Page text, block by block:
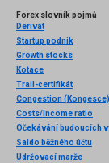
Forex slovník pojmů
Derivát
Startup podnik
Growth stocks
Kotace
Trail-certifikát
Congestion (Kongesce)
Costs/Income ratio
Očekávání budoucích
Saldo běžného účtu
Udržovací marže